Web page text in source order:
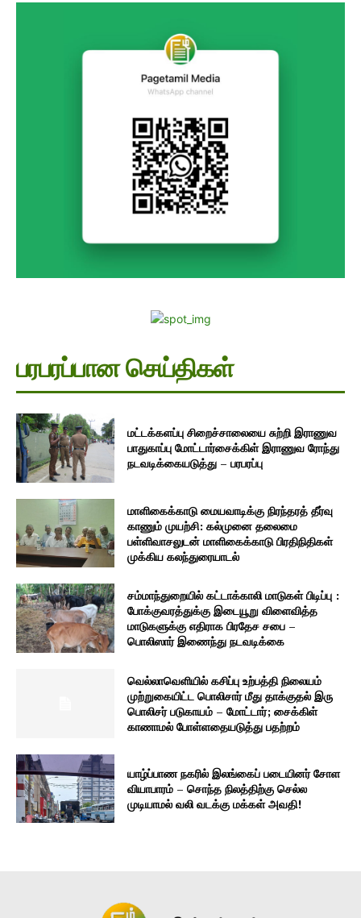
பரபரப்பான செய்திகள்
மட்டக்களப்பு சிறைச்சாலையை சுற்றி இராணுவ
பாதுகாப்பு மோட்டார்சைக்கிள் இராணுவ ரோந்து
நடவடிக்கையடுத்து – பரபரப்பு
மாளிகைக்காடு மையவாடிக்கு நிரந்தரத் தீர்வு
காணும் முயற்சி: கல்முனை தலைமை
பள்ளிவாசலுடன் மாளிகைக்காடு பிரதிநிதிகள்
முக்கிய கலந்துரையாடல்
சம்மாந்துறையில் கட்டாக்காலி மாடுகள் பிடிப்பு :
போக்குவரத்துக்கு இடையூறு விளைவித்த
மாடுகளுக்கு எதிராக பிரதேச சபை –
பொலிஸார் இணைந்து நடவடிக்கை
வெல்லாவெளியில் கசிப்பு உற்பத்தி நிலையம்
முற்றுகையிட்ட பொலிசார் மீது தாக்குதல் இரு
பொலிசர் படுகாயம் – மோட்டார்; சைக்கிள்
காணாமல் போள்ளதையடுத்து பதற்றம்
யாழ்ப்பாண நகரில் இலங்கைப் படையினர் சோள
வியாபாரம் – சொந்த நிலத்திற்கு செல்ல
முடியாமல் வலி வடக்கு மக்கள் அவதி!